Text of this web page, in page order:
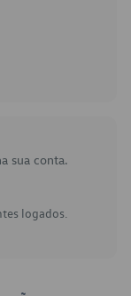
sua conta.
logados.